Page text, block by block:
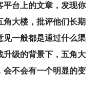
平台上的文章，发现你
大楼，批评他们长期
见一般都是通过什么渠
升级的背景下，五角大
会不会有一个明显的变